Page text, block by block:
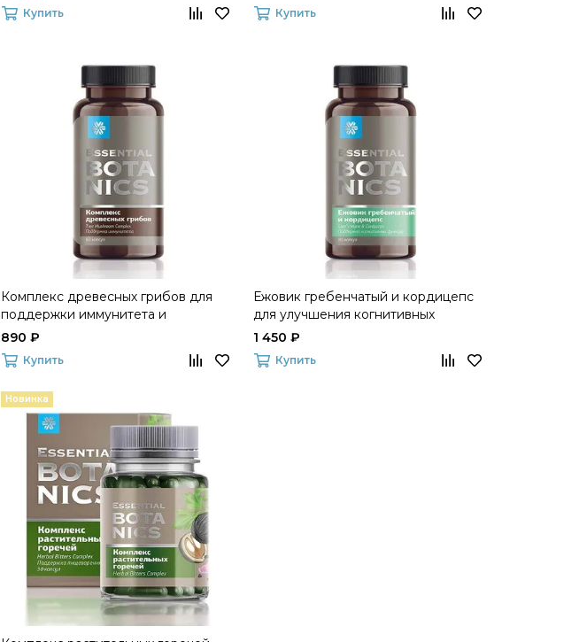
Купить Купить
Комплекс древесных грибов для
поддержки иммунитета и
антиоксидантной защиты Essential
Botanics
890 ₽
Купить
Ежовик гребенчатый и кордицепс
для улучшения когнитивных
функций Essential Botanics
1 450 ₽
Купить
Новинка